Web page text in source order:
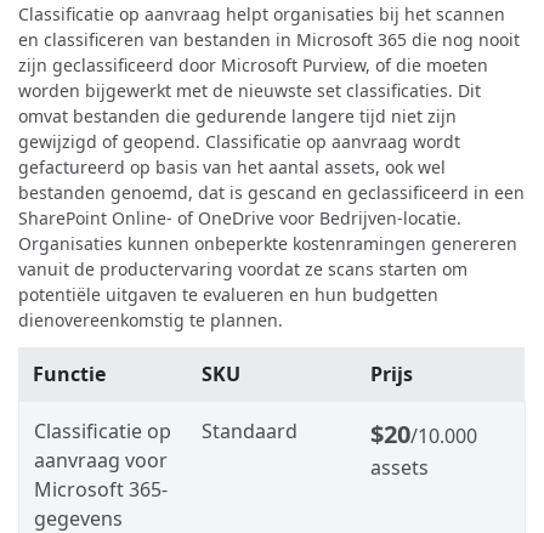
Classificatie op aanvraag helpt organisaties bij het scannen
en classificeren van bestanden in Microsoft 365 die nog nooit
zijn geclassificeerd door Microsoft Purview, of die moeten
worden bijgewerkt met de nieuwste set classificaties. Dit
omvat bestanden die gedurende langere tijd niet zijn
gewijzigd of geopend. Classificatie op aanvraag wordt
gefactureerd op basis van het aantal assets, ook wel
bestanden genoemd, dat is gescand en geclassificeerd in een
SharePoint Online- of OneDrive voor Bedrijven-locatie.
Organisaties kunnen onbeperkte kostenramingen genereren
vanuit de productervaring voordat ze scans starten om
potentiële uitgaven te evalueren en hun budgetten
dienovereenkomstig te plannen.
Functie SKU Prijs
Classificatie op
aanvraag voor
Microsoft 365-
gegevens
Standaard $20/10.000
assets